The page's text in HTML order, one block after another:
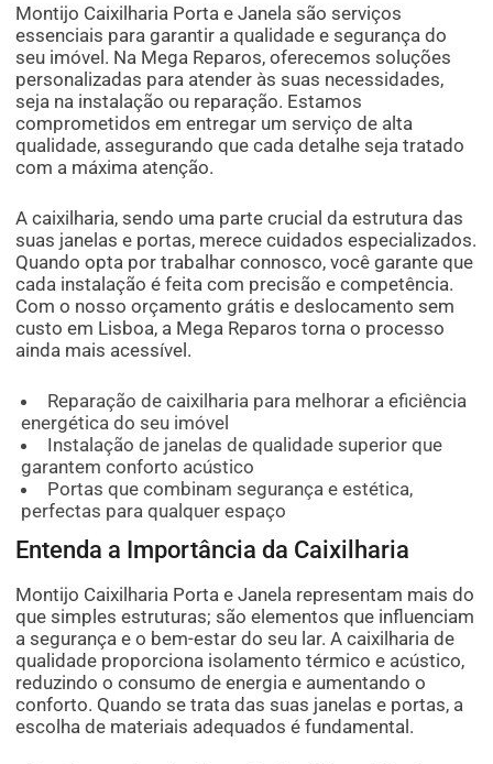
Montijo Caixilharia Porta e Janela são serviços
essenciais para garantir a qualidade e segurança do
seu imóvel. Na Mega Reparos, oferecemos soluções
personalizadas para atender às suas necessidades,
seja na instalação ou reparação. Estamos
comprometidos em entregar um serviço de alta
qualidade, assegurando que cada detalhe seja tratado
com a máxima atenção.
A caixilharia, sendo uma parte crucial da estrutura das
suas janelas e portas, merece cuidados especializados.
Quando opta por trabalhar connosco, você garante que
cada instalação é feita com precisão e competência.
Com o nosso orçamento grátis e deslocamento sem
custo em Lisboa, a Mega Reparos torna o processo
ainda mais acessível.
Reparação de caixilharia para melhorar a eficiência
energética do seu imóvel
Instalação de janelas de qualidade superior que
garantem conforto acústico
Portas que combinam segurança e estética,
perfectas para qualquer espaço
Entenda a Importância da Caixilharia
Montijo Caixilharia Porta e Janela representam mais do
que simples estruturas; são elementos que influenciam
a segurança e o bem-estar do seu lar. A caixilharia de
qualidade proporciona isolamento térmico e acústico,
reduzindo o consumo de energia e aumentando o
conforto. Quando se trata das suas janelas e portas, a
escolha de materiais adequados é fundamental.